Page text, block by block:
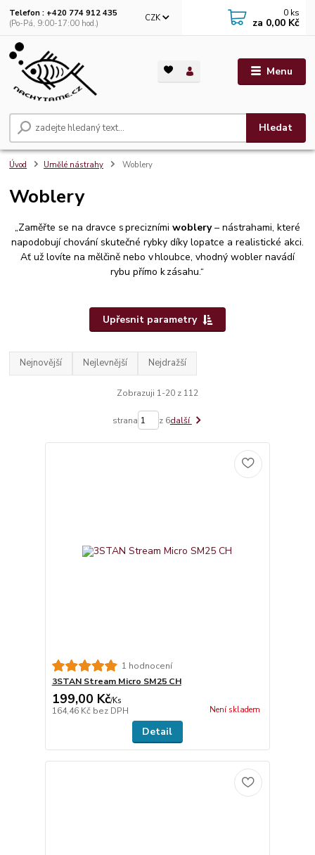
Menu
CZK
Hledat
Telefon : +420 774 912 435
(Po-Pá, 9:00-17:00 hod.)
0 ks
za 0,00 Kč
Úvod Umělé nástrahy Woblery
Woblery
„Zaměřte se na dravce s precizními woblery– nástrahami, které
napodobují chování skutečné rybky díky lopatce a realistické akci.
Ať už lovíte na mělčině nebo v hloubce, vhodný wobler navádí
rybu přímo k zásahu.“
Upřesnit parametry
Nejnovější Nejlevnější Nejdražší
Zobrazuji 1-20 z 112
strana z 6další
1 hodnocení
3STAN Stream Micro SM25 CH
199,00 Kč/Ks
164,46 Kč bez DPH Není skladem
Detail